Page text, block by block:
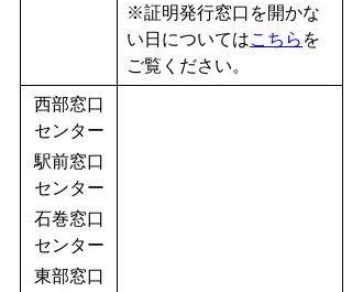
※証明発行窓口を開かな
い日についてはこちら を
ご覧ください。
西部窓口
センター
駅前窓口
センター
石巻窓口
センター
東部窓口